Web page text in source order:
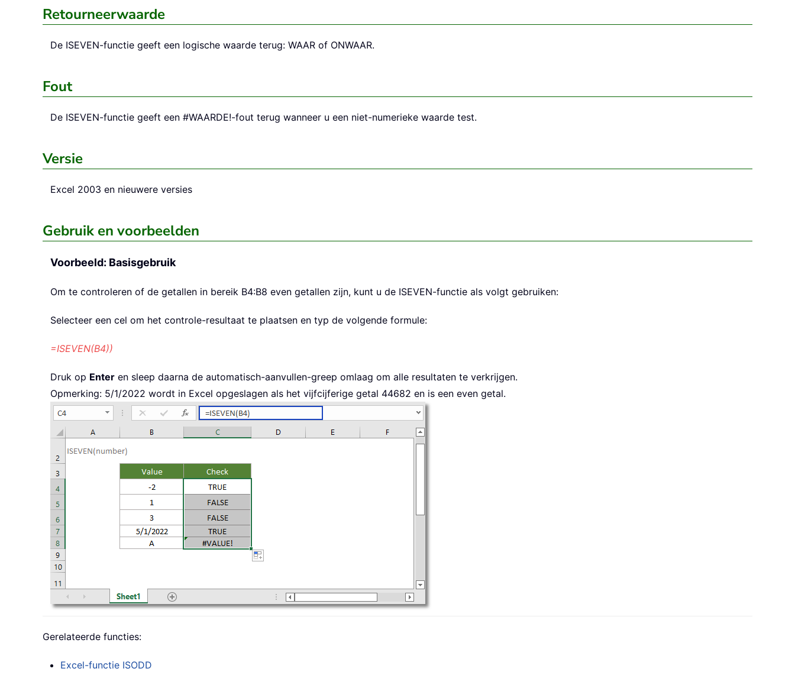
Retourneerwaarde
De ISEVEN-functie geeft een logische waarde terug: WAAR of ONWAAR.
Fout
De ISEVEN-functie geeft een #WAARDE!-fout terug wanneer u een niet-numerieke waarde test.
Versie
Excel 2003 en nieuwere versies
Gebruik en voorbeelden
Voorbeeld: Basisgebruik
Om te controleren of de getallen in bereik B4:B8 even getallen zijn, kunt u de ISEVEN-functie als volgt gebruiken:
Selecteer een cel om het controle-resultaat te plaatsen en typ de volgende formule:
=ISEVEN(B4))
Druk op Enter en sleep daarna de automatisch-aanvullen-greep omlaag om alle resultaten te verkrijgen.
Opmerking: 5/1/2022 wordt in Excel opgeslagen als het vijfcijferige getal 44682 en is een even getal.
Gerelateerde functies:
Excel-functie ISODD